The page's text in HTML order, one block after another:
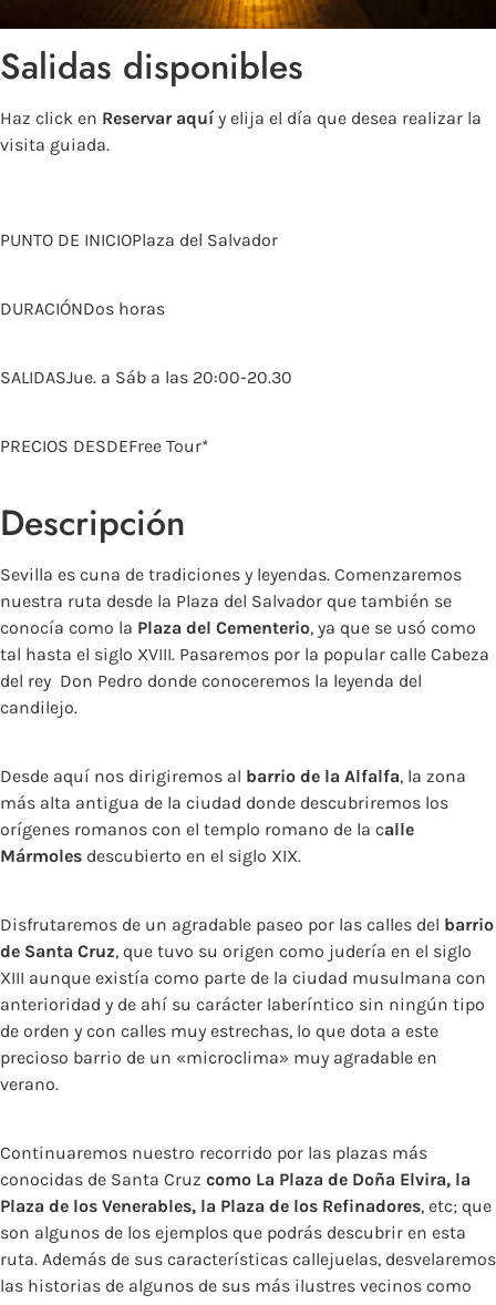
Salidas disponibles
Haz click en Reservar aquíy elija el día que desea realizar la
visita guiada.
PUNTO DE INICIOPlaza del Salvador
DURACIÓNDos horas
SALIDASJue. a Sáb a las 20:00-20.30
PRECIOS DESDEFree Tour*
Descripción
Sevilla es cuna de tradiciones y leyendas. Comenzaremos
nuestra ruta desde la Plaza del Salvador que también se
conocía como la Plaza del Cementerio, ya que se usó como
tal hasta el siglo XVIII. Pasaremos por la popular calle Cabeza
del rey Don Pedro donde conoceremos la leyenda del
candilejo.
Desde aquí nos dirigiremos al barrio de la Alfalfa, la zona
más alta antigua de la ciudad donde descubriremos los
orígenes romanos con el templo romano de la calle
Mármoles descubierto en el siglo XIX.
Disfrutaremos de un agradable paseo por las calles del barrio
de Santa Cruz, que tuvo su origen como judería en el siglo
XIII aunque existía como parte de la ciudad musulmana con
anterioridad y de ahí su carácter laberíntico sin ningún tipo
de orden y con calles muy estrechas, lo que dota a este
precioso barrio de un «microclima» muy agradable en
verano.
Continuaremos nuestro recorrido por las plazas más
conocidas de Santa Cruz como La Plaza de Doña Elvira, la
Plaza de los Venerables, la Plaza de los Refinadores, etc; que
son algunos de los ejemplos que podrás descubrir en esta
ruta. Además de sus características callejuelas, desvelaremos
las historias de algunos de sus más ilustres vecinos como